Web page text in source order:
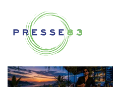
contenu
Presse 83